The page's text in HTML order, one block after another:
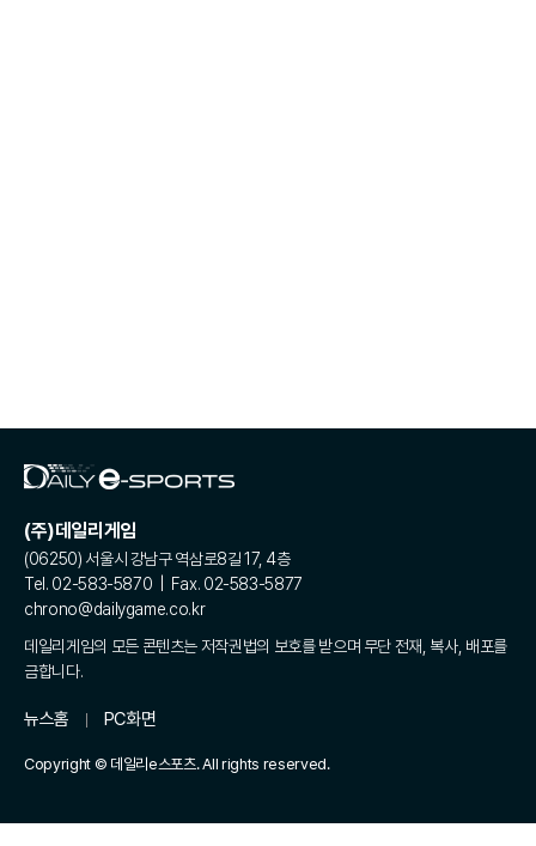
(주)데일리게임
(06250) 서울시 강남구 역삼로8길 17, 4층
Tel. 02-583-5870 | Fax. 02-583-5877
chrono@dailygame.co.kr
데일리게임의 모든 콘텐츠는 저작권법의 보호를 받으며 무단 전재, 복사, 배포를
금합니다.
뉴스홈 PC화면
Copyright © 데일리e스포츠. All rights reserved.